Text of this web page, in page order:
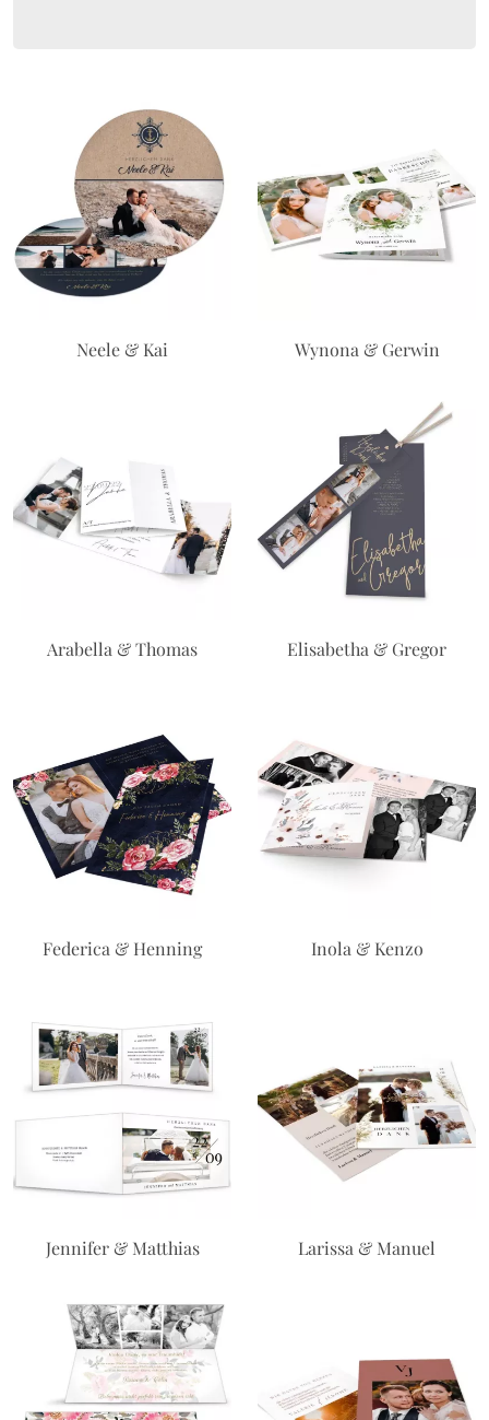
Neele & Kai Wynona & Gerwin
Arabella & Thomas Elisabetha & Gregor
Federica & Henning Inola & Kenzo
Jennifer & Matthias Larissa & Manuel